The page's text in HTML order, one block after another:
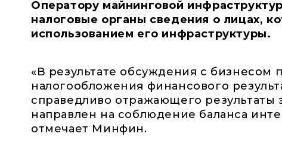
Оператору майнинговой
налоговые органы сведения о лицах,
использованием его инфраструктуры.
«В результате обсуждения с
налогообложения финансового
справедливо отражающего результаты
направлен на соблюдение баланса
отмечает Минфин.